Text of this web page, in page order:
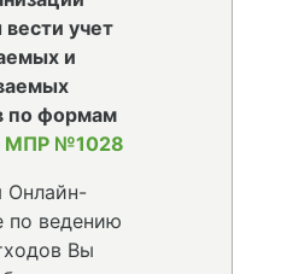
учет
и
по формам
МПР №1028
Онлайн-
по ведению
Вы